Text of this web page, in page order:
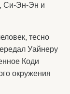
Си-Эн-Эн и
тесно
Уайнеру
Коди
окружения